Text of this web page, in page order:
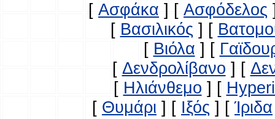
[ Ασφάκα ] [ Ασφόδελος
[ Βασιλικός ] [
[ Βιόλα ] [
[ Δενδρολίβανο ] [
[ Ηλιάνθεμο ] [
[ Θυμάρι ] [ Ιξός ] [Ίριδα